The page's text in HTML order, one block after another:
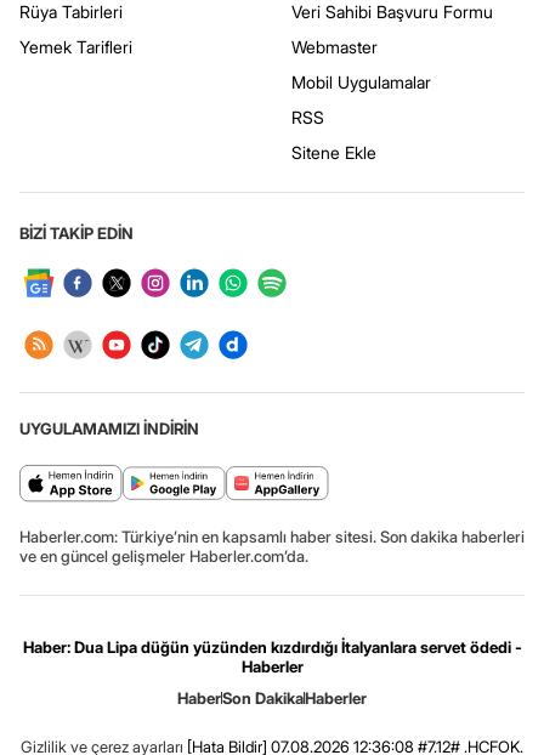
Rüya Tabirleri
Yemek Tarifleri
Veri Sahibi Başvuru Formu
Webmaster
Mobil Uygulamalar
RSS
Sitene Ekle
BİZİ TAKİP EDİN
UYGULAMAMIZI İNDİRİN
Haberler.com: Türkiye’nin en kapsamlı haber sitesi. Son dakika haberleri
ve en güncel gelişmeler Haberler.com’da.
Haber: Dua Lipa düğün yüzünden kızdırdığı İtalyanlara servet ödedi -
Haberler
HaberSon DakikaHaberler
Gizlilik ve çerez ayarları [Hata Bildir] 07.08.2026 12:36:08 #7.12# .HCFOK.